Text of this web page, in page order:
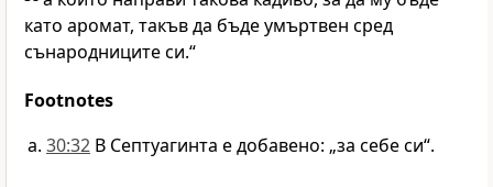
като аромат, такъв да бъде умъртвен сред
сънародниците си.“
Footnotes
30:32 В Септуагинта е добавено: „за себе си“.